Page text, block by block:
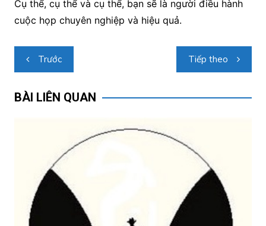
Cụ thể, cụ thể và cụ thể, bạn sẽ là người điều hành
cuộc họp chuyên nghiệp và hiệu quả.
Điều
hướng
bài
Trước Tiếp theo
BÀI LIÊN QUAN